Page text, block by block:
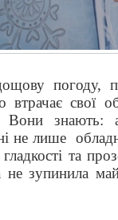
погоду,
свої
Вони знають:
не лише
та
зупинила